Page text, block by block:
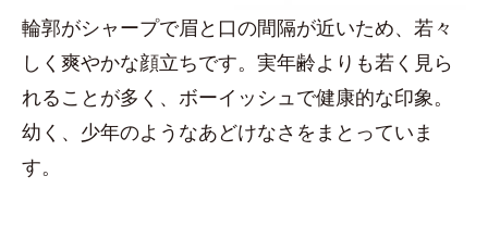
輪郭がシャープで眉と口の間隔が近いため、若々
しく爽やかな顔立ちです。実年齢よりも若く見ら
れることが多く、ボーイッシュで健康的な印象。
幼く、少年のようなあどけなさをまとっていま
す。